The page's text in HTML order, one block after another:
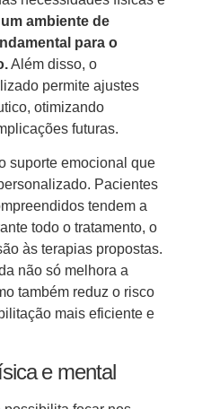
ambiente de
para o
Além disso, o
permite ajustes
otimizando
futuras.
suporte emocional que
Pacientes
tendem a
todo o tratamento, o
às terapias propostas.
não só melhora a
também reduz o risco
mais eficiente e
e mental